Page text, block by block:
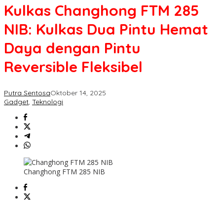
Kulkas Changhong FTM 285
NIB: Kulkas Dua Pintu Hemat
Daya dengan Pintu
Reversible Fleksibel
Putra SentosaOktober 14, 2025
Gadget, Teknologi
Changhong FTM 285 NIB